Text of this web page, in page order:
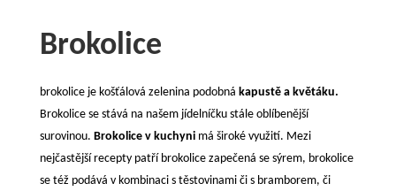
Brokolice
brokolice je košťálová zelenina podobná kapustě a květáku.
Brokolice se stává na našem jídelníčku stále oblíbenější
surovinou. Brokolice v kuchyni má široké využití. Mezi
nejčastější recepty patří brokolice zapečená se sýrem, brokolice
se též podává v kombinaci s těstovinami či s bramborem, či